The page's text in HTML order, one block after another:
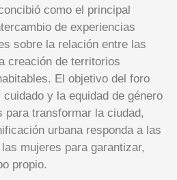
como el principal
de experiencias
sobre la relación entre las
creación de territorios
El objetivo del foro
y la equidad de género
para transformar la ciudad,
urbana responda a las
mujeres para garantizar,
propio.